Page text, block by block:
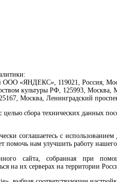
ООО «ЯНДЕКС», 119021, Россия,
культуры РФ, 125993, Москва,
Москва, Ленинградский
сбора технических данных
соглашаетесь с
помочь нам улучшить работу нашего
сайта, собранная при
на их серверах на территории